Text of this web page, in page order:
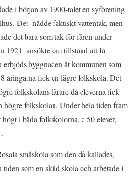
i början av 1900-talet en syförening
Det nådde faktiskt vattentak, men
det bara som tak för fåren under
1921 ansökte om tillstånd att få
erbjöds byggnaden åt kommunen som
åringarna fick en lägre folkskola. Det
folkskolans lärare då eleverna fick
högre folkskolan. Under hela tiden fram
i båda folkskolorna, c 50 elever,
småskola som den då kallades,
tiden som en skild skola och arbetade i